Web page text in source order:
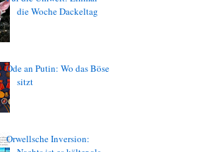
die Woche Dackeltag
Ode an Putin: Wo das Böse
sitzt
Orwellsche Inversion: